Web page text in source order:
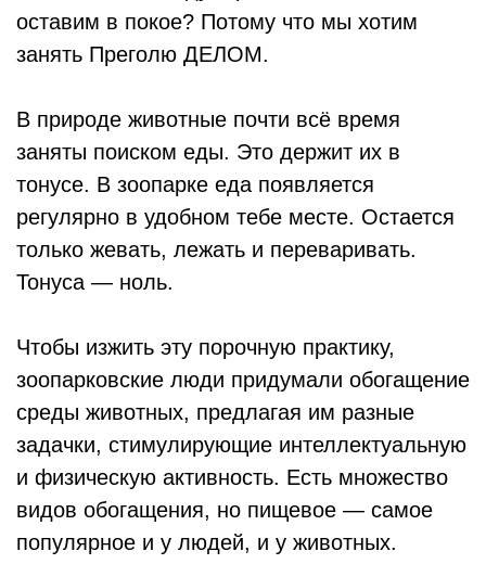
оставим в покое? Потому что мы хотим
занять Преголю ДЕЛОМ.
В природе животные почти всё время
заняты поиском еды. Это держит их в
тонусе. В зоопарке еда появляется
регулярно в удобном тебе месте. Остается
только жевать, лежать и переваривать.
Тонуса — ноль.
Чтобы изжить эту порочную практику,
зоопарковские люди придумали обогащение
среды животных, предлагая им разные
задачки, стимулирующие интеллектуальную
и физическую активность. Есть множество
видов обогащения, но пищевое — самое
популярное и у людей, и у животных.